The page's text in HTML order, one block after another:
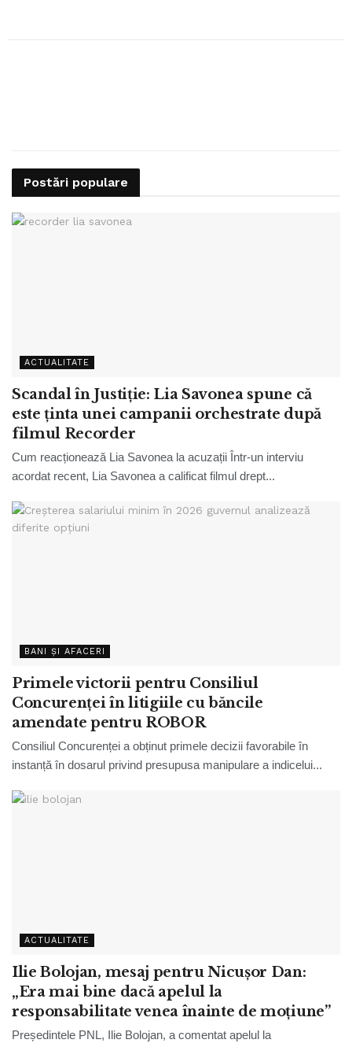
Postări populare
ACTUALITATE
Scandal în Justiție: Lia Savonea spune că
este ținta unei campanii orchestrate după
filmul Recorder
Cum reacționează Lia Savonea la acuzații Într-un interviu
acordat recent, Lia Savonea a calificat filmul drept...
BANI ȘI AFACERI
Primele victorii pentru Consiliul
Concurenței în litigiile cu băncile
amendate pentru ROBOR
Consiliul Concurenței a obținut primele decizii favorabile în
instanță în dosarul privind presupusa manipulare a indicelui...
ACTUALITATE
Ilie Bolojan, mesaj pentru Nicușor Dan:
„Era mai bine dacă apelul la
responsabilitate venea înainte de moțiune”
Președintele PNL, Ilie Bolojan, a comentat apelul la